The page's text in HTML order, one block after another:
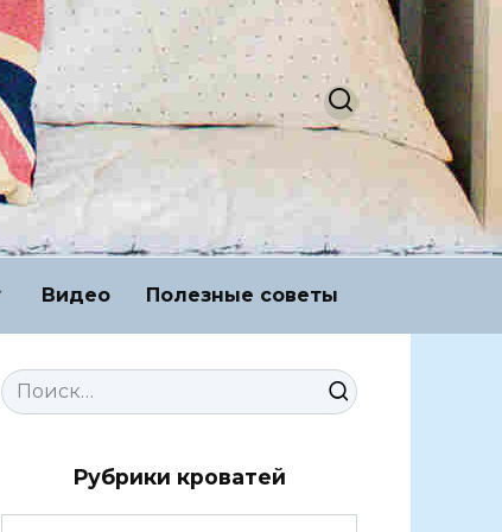
Видео Полезные советы
Search
for:
Рубрики кроватей